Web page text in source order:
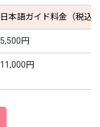
日本語ガイド料金（税込）
5,500円
11,000円